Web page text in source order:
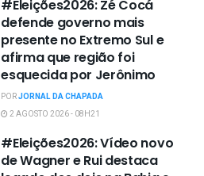
#Eleições2026: Zé Cocá
defende governo mais
presente no Extremo Sul e
afirma que região foi
esquecida por Jerônimo
PORJORNAL DA CHAPADA
2 AGOSTO 2026 - 08H21
#Eleições2026: Vídeo novo
de Wagner e Rui destaca